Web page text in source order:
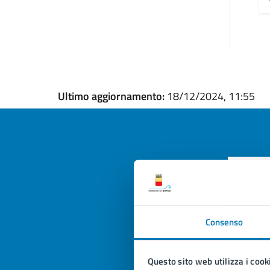
Consenso
Questo sito web utilizza i
Ultimo aggiornamento: 18/12/2024, 11:55
Valuta